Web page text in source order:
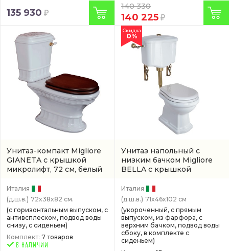
135 930
140 330
140 225
Унитаз-компакт Migliore
GIANETA с крышкой
микролифт, 72 см, белый
Италия
(д.ш.в.) 72x38x82 см.
(с горизонтальным выпуском, с
антивсплеском, подвод воды
снизу, с сиденьем)
Комплект: 7 товаров
Унитаз напольный с
низким бачком Migliore
BELLA с крышкой
Скидка
0%
Италия
(д.ш.в.) 71x46x102 см
(укороченный, с прямым
выпуском, из фарфора, с
верхним бачком, подвод воды
сбоку, в комплекте с
сиденьем)